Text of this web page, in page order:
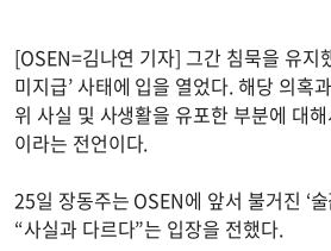
[OSEN=김나연 기자] 그간 침묵을 유지
미지급’ 사태에 입을 열었다. 해당 의혹
위 사실 및 사생활을 유포한 부분에 대
이라는 전언이다.
25일 장동주는 OSEN에 앞서 불거진 ‘
“사실과 다르다”는 입장을 전했다.